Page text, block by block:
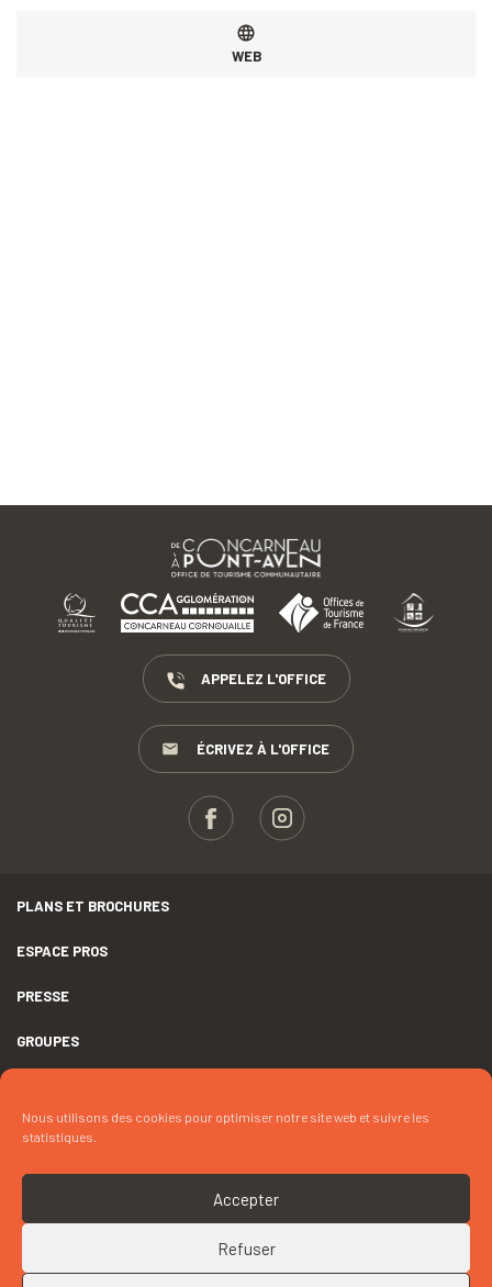
Nous utilisons des cookies pour optimiser notre site web et suivre les
statistiques.
Accepter
Refuser
WEB
APPELEZ L'OFFICE
ÉCRIVEZ À L'OFFICE
PLANS ET BROCHURES
ESPACE PROS
PRESSE
GROUPES
DÉCLARATION D’ACCESSIBILITÉ
CRÉDITS
COOKIES
RETOUR EN HAUT